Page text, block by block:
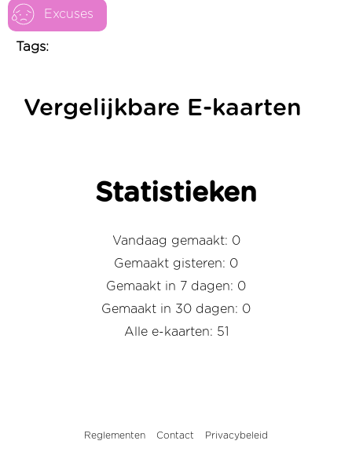
Excuses
Tags:
Vergelijkbare E-kaarten
Statistieken
Vandaag gemaakt: 0
Gemaakt gisteren: 0
Gemaakt in 7 dagen: 0
Gemaakt in 30 dagen: 0
Alle e-kaarten: 51
Reglementen Contact Privacybeleid